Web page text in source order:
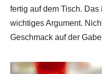
fertig auf dem Tisch.
wichtiges Argument.
Geschmack auf der